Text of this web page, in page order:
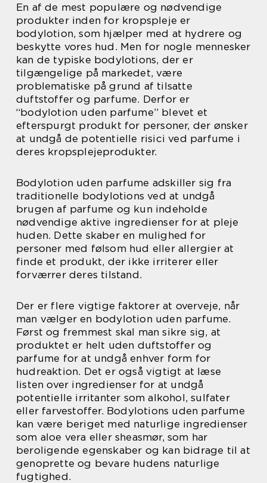
En af de mest populære og nødvendige
produkter inden for kropspleje er
bodylotion, som hjælper med at hydrere og
beskytte vores hud. Men for nogle mennesker
kan de typiske bodylotions, der er
tilgængelige på markedet, være
problematiske på grund af tilsatte
duftstoffer og parfume. Derfor er
“bodylotion uden parfume” blevet et
efterspurgt produkt for personer, der ønsker
at undgå de potentielle risici ved parfume i
deres kropsplejeprodukter.
Bodylotion uden parfume adskiller sig fra
traditionelle bodylotions ved at undgå
brugen af parfume og kun indeholde
nødvendige aktive ingredienser for at pleje
huden. Dette skaber en mulighed for
personer med følsom hud eller allergier at
finde et produkt, der ikke irriterer eller
forværrer deres tilstand.
Der er flere vigtige faktorer at overveje, når
man vælger en bodylotion uden parfume.
Først og fremmest skal man sikre sig, at
produktet er helt uden duftstoffer og
parfume for at undgå enhver form for
hudreaktion. Det er også vigtigt at læse
listen over ingredienser for at undgå
potentielle irritanter som alkohol, sulfater
eller farvestoffer. Bodylotions uden parfume
kan være beriget med naturlige ingredienser
som aloe vera eller sheasmør, som har
beroligende egenskaber og kan bidrage til at
genoprette og bevare hudens naturlige
fugtighed.